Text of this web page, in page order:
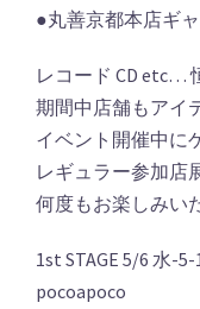
●丸善京都本店ギャ
レコード CD etc…
期間中店舗もアイ
イベント開催中に
レギュラー参加店
何度もお楽しみい
1st STAGE 5/6 水-5-
pocoapoco